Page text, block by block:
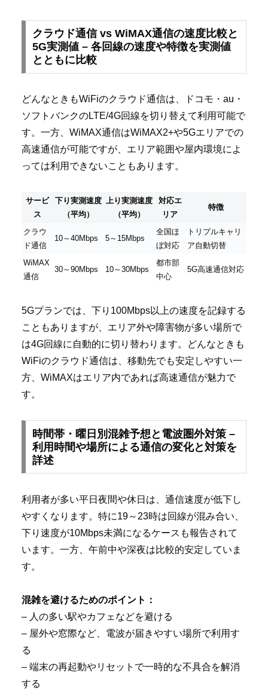
クラウド通信 vs WiMAX通信の速度比較と
5G実測値 – 各回線の速度や特徴を実測値
とともに比較
どんなときもWiFiのクラウド通信は、ドコモ・au・
ソフトバンクのLTE/4G回線を切り替えて利用可能で
す。一方、WiMAX通信はWiMAX2+や5Gエリアでの
高速通信が可能ですが、エリア範囲や屋内環境によ
っては利用できないこともあります。
サービ
ス
下り実測速度
（平均）
上り実測速度
（平均）
対応エ
リア
特徴
クラウ
ド通信
10～40Mbps 5～15Mbps
全国ほ
ぼ対応
トリプルキャリ
ア自動切替
WiMAX
通信
30～90Mbps 10～30Mbps
都市部
中心
5G高速通信対応
5Gプランでは、下り100Mbps以上の速度を記録する
こともありますが、エリア外や障害物が多い場所で
は4G回線に自動的に切り替わります。どんなときも
WiFiのクラウド通信は、移動先でも安定しやすい一
方、WiMAXはエリア内であれば高速通信が魅力で
す。
時間帯・曜日別混雑予想と電波圏外対策 –
利用時間や場所による通信の変化と対策を
詳述
利用者が多い平日夜間や休日は、通信速度が低下し
やすくなります。特に19～23時は回線が混み合い、
下り速度が10Mbps未満になるケースも報告されて
います。一方、午前中や深夜は比較的安定していま
す。
混雑を避けるためのポイント：
– 人の多い駅やカフェなどを避ける
– 屋外や窓際など、電波が届きやすい場所で利用す
る
– 端末の再起動やリセットで一時的な不具合を解消
する